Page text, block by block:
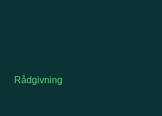
Rådgivning